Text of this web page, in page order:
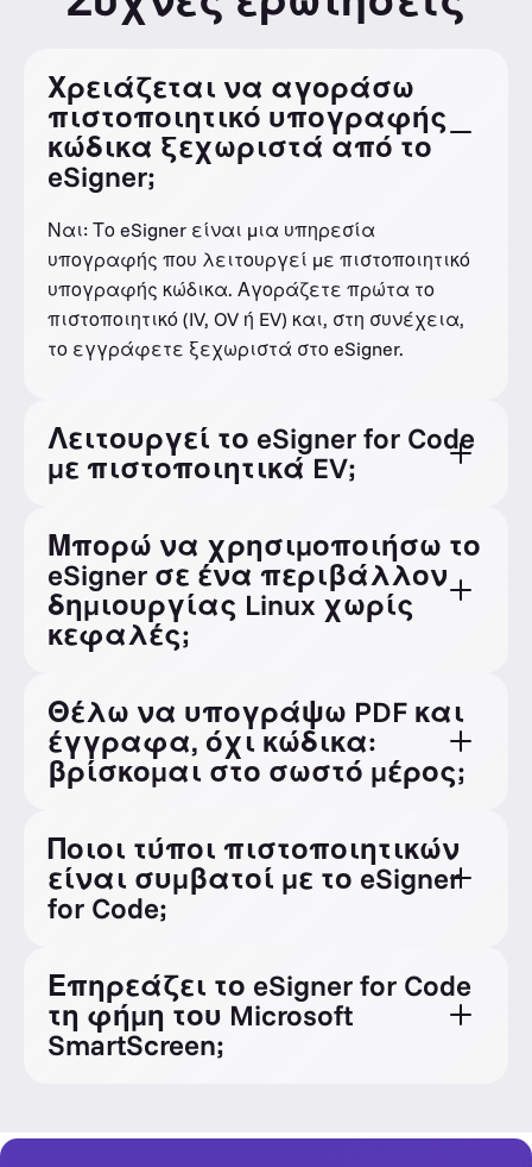
Χρειάζεται να αγοράσω
πιστοποιητικό υπογραφής
κώδικα ξεχωριστά από το
eSigner;
Ναι: Το eSigner είναι μια υπηρεσία
υπογραφής που λειτουργεί με πιστοποιητικό
υπογραφής κώδικα. Αγοράζετε πρώτα το
πιστοποιητικό (IV, OV ή EV) και, στη συνέχεια,
το εγγράφετε ξεχωριστά στο eSigner.
Λειτουργεί το eSigner for Code
με πιστοποιητικά EV;
Μπορώ να χρησιμοποιήσω το
eSigner σε ένα περιβάλλον
δημιουργίας Linux χωρίς
κεφαλές;
Θέλω να υπογράψω PDF και
έγγραφα, όχι κώδικα:
βρίσκομαι στο σωστό μέρος;
Έγγραφα
Ποιοι τύποι πιστοποιητικών
είναι συμβατοί με το eSigner
for Code;
Επηρεάζει το eSigner for Code
τη φήμη του Microsoft
SmartScreen;